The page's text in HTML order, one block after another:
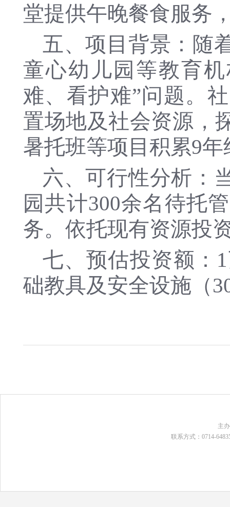
堂提供午晚餐食服务
五、项目背景：随
童心幼儿园等教育
难、看护难”问题。
置场地及社会资源，
暑托班等项目积累9年
六、可行性分析：
园共计300余名待托
务。依托现有资源投
七、预估投资额：
础教具及安全设施（
主
联系方式：0714-